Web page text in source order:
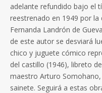
adelante refundido bajo el
reestrenado en 1949 por
Fernanda Landrón de
de este autor se desviará
chico y juguete cómico
del castillo (1946), libreto
maestro Arturo
sainete. Seguirá a estas